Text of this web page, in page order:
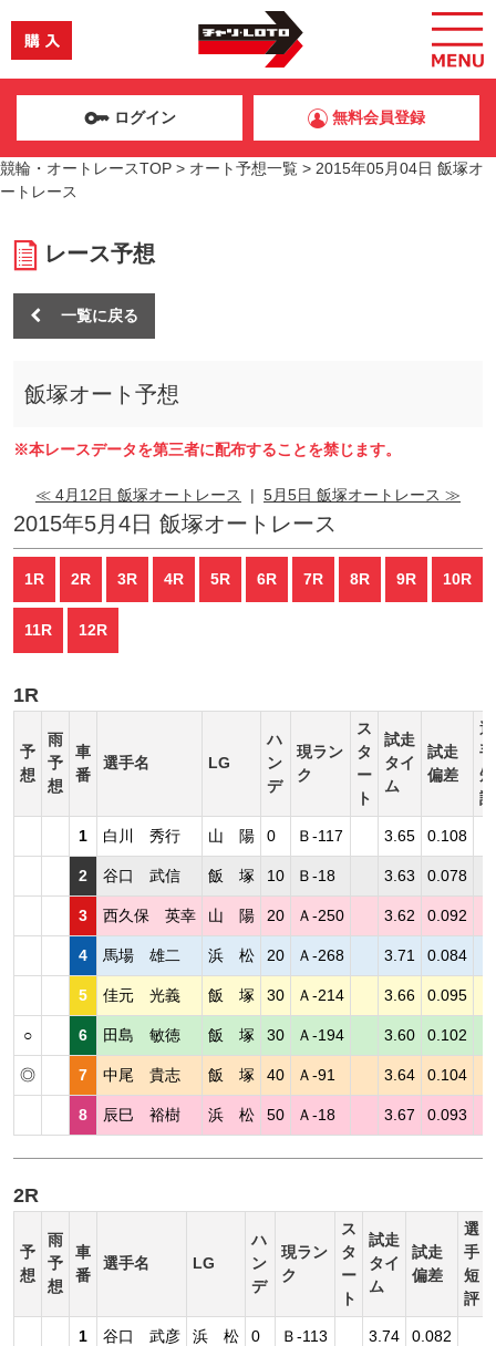
ログイン 無料会員登録
競輪・オートレースTOP > オート予想一覧 > 2015年05月04日 飯塚オ
ートレース
レース予想
一覧に戻る
飯塚オート予想
※本レースデータを第三者に配布することを禁じます。
≪ 4月12日 飯塚オートレース | 5月5日 飯塚オートレース ≫
2015年5月4日 飯塚オートレース
1R 2R 3R 4R 5R 6R 7R 8R 9R 10R
11R 12R
1R
予
想
雨
予
想
車
番
選手名 LG
ハ
ン
デ
現ラン
ク
ス
タ
ー
ト
試走
タイ
ム
試走
偏差
選
手
短
評
1 白川 秀行 山 陽 0 Ｂ-117 3.65 0.108
2 谷口 武信 飯 塚 10 Ｂ-18 3.63 0.078
3 西久保 英幸 山 陽 20 Ａ-250 3.62 0.092
4 馬場 雄二 浜 松 20 Ａ-268 3.71 0.084
5 佳元 光義 飯 塚 30 Ａ-214 3.66 0.095
○ 6 田島 敏徳 飯 塚 30 Ａ-194 3.60 0.102
◎ 7 中尾 貴志 飯 塚 40 Ａ-91 3.64 0.104
8 辰巳 裕樹 浜 松 50 Ａ-18 3.67 0.093
2R
予
想
雨
予
想
車
番
選手名 LG
ハ
ン
デ
現ラン
ク
ス
タ
ー
ト
試走
タイ
ム
試走
偏差
選
手
短
評
1 谷口 武彦 浜 松 0 Ｂ-113 3.74 0.082